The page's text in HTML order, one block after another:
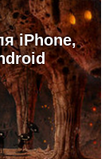
iPhone,